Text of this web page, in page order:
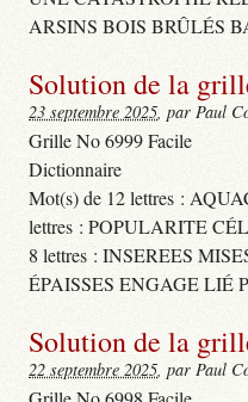
ARSINS BOIS BRÛLÉS
Solution de la
23 septembre 2025, par Paul
Grille No 6999 Facile
Dictionnaire
Mot(s) de 12 lettres :
lettres : POPULARITE
8 lettres : INSEREES
ÉPAISSES ENGAGE
Solution de la
22 septembre 2025, par Paul